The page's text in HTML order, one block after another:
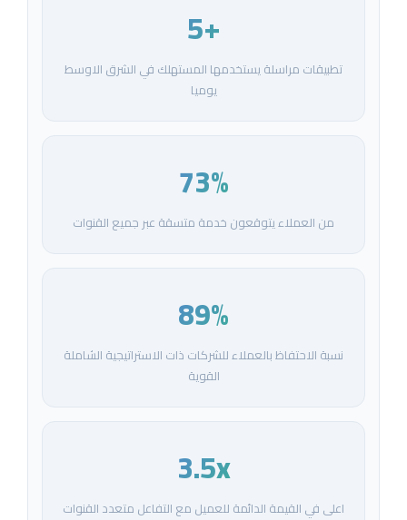
+5
تطبيقات مراسلة يستخدمها المستهلك في الشرق الاوسط
يوميا
73%
من العملاء يتوقعون خدمة متسقة عبر جميع القنوات
89%
نسبة الاحتفاظ بالعملاء للشركات ذات الاستراتيجية الشاملة
القوية
3.5x
اعلى في القيمة الدائمة للعميل مع التفاعل متعدد القنوات